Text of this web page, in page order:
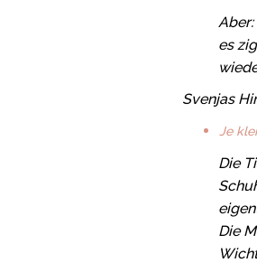
es
Svenjas
Je
Die
Die